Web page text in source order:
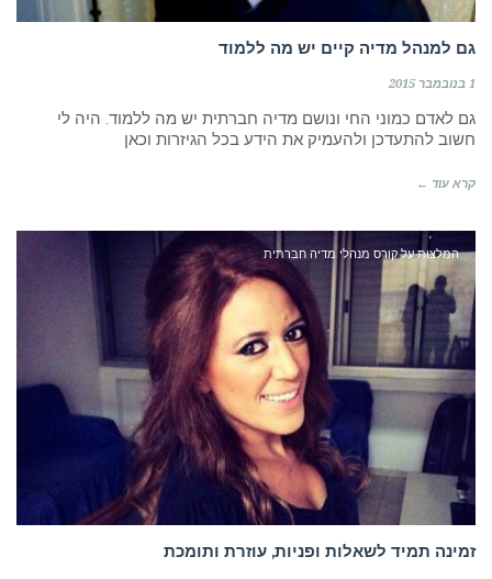
גם למנהל מדיה קיים יש מה ללמוד
1 בנובמבר 2015
גם לאדם כמוני החי ונושם מדיה חברתית יש מה ללמוד. היה לי
חשוב להתעדכן ולהעמיק את הידע בכל הגיזרות וכאן
קרא עוד ←
המלצות על קורס מנהלי מדיה חברתית
זמינה תמיד לשאלות ופניות, עוזרת ותומכת